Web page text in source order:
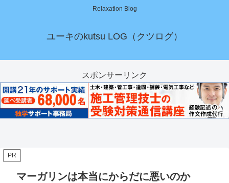
Relaxation Blog
ユーキのkutsu LOG（クツログ）
スポンサーリンク
PR
マーガリンは本当にからだに悪いのか